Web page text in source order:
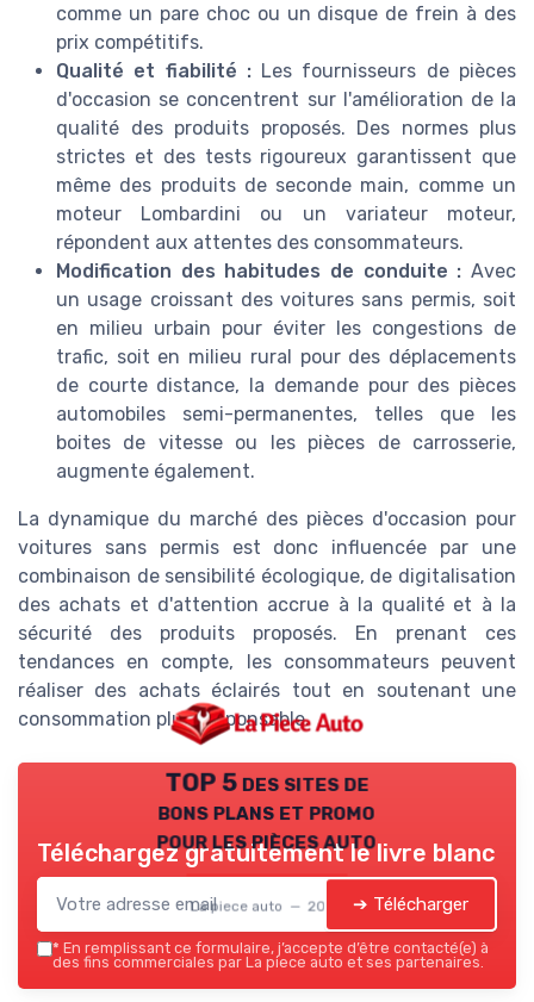
comme un pare choc ou un disque de frein à des
prix compétitifs.
Qualité et fiabilité :Les fournisseurs de pièces
d'occasion se concentrent sur l'amélioration de la
qualité des produits proposés. Des normes plus
strictes et des tests rigoureux garantissent que
même des produits de seconde main, comme un
moteur Lombardini ou un variateur moteur,
répondent aux attentes des consommateurs.
Modification des habitudes de conduite : Avec
un usage croissant des voitures sans permis, soit
en milieu urbain pour éviter les congestions de
trafic, soit en milieu rural pour des déplacements
de courte distance, la demande pour des pièces
automobiles semi-permanentes, telles que les
boites de vitesse ou les pièces de carrosserie,
augmente également.
La dynamique du marché des pièces d'occasion pour
voitures sans permis est donc influencée par une
combinaison de sensibilité écologique, de digitalisation
des achats et d'attention accrue à la qualité et à la
sécurité des produits proposés. En prenant ces
tendances en compte, les consommateurs peuvent
réaliser des achats éclairés tout en soutenant une
consommation plus responsable.
TOP 5 des sites de
bons plans et promo
pour les pièces auto
La piece auto — 2026
Téléchargez gratuitement le livre blanc
➔ Télécharger
* En remplissant ce formulaire, j’accepte d’être contacté(e) à
des fins commerciales par La piece auto et ses partenaires.